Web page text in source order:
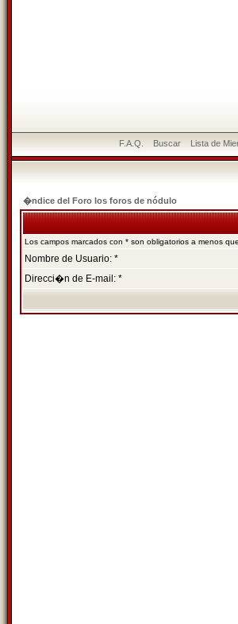
F.A.Q. Buscar Lista de
�ndice del Foro los foros de nódulo
Los campos marcados con * son obligatorios a menos
Nombre de Usuario: *
Direcci�n de E-mail: *